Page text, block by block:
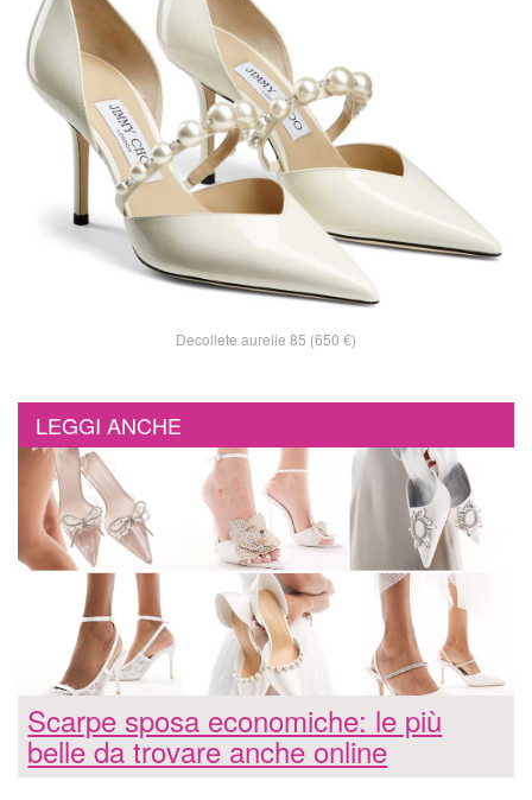
Decollete aurelie 85 (650 €)
LEGGI ANCHE
Scarpe sposa economiche: le più
belle da trovare anche online